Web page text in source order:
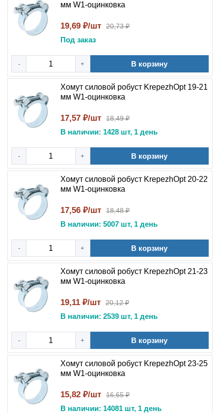
мм W1-оцинковка
19,69 ₽/шт 20,73 ₽
Под заказ
- + В корзину
Хомут силовой робуст KrepezhOpt 19-21
мм W1-оцинковка
17,57 ₽/шт 18,49 ₽
В наличии: 1428 шт, 1 день
- + В корзину
Хомут силовой робуст KrepezhOpt 20-22
мм W1-оцинковка
17,56 ₽/шт 18,48 ₽
В наличии: 5007 шт, 1 день
- + В корзину
Хомут силовой робуст KrepezhOpt 21-23
мм W1-оцинковка
19,11 ₽/шт 20,12 ₽
В наличии: 2539 шт, 1 день
- + В корзину
Хомут силовой робуст KrepezhOpt 23-25
мм W1-оцинковка
15,82 ₽/шт 16,65 ₽
В наличии: 14081 шт, 1 день